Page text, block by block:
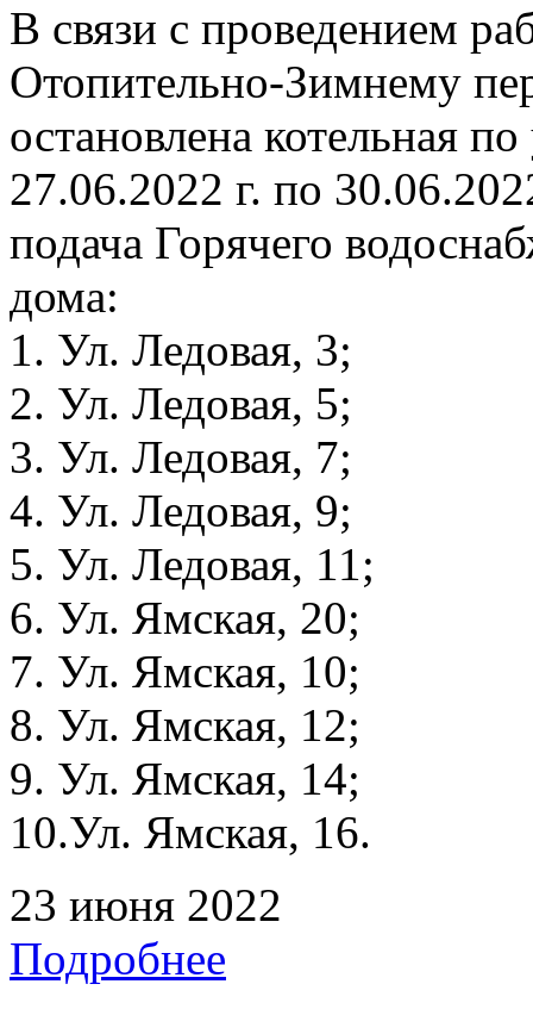
В связи с проведением
Отопительно-Зимнему
остановлена котельная
27.06.2022 г. по
подача Горячего
дома:
1. Ул. Ледовая, 3;
2. Ул. Ледовая, 5;
3. Ул. Ледовая, 7;
4. Ул. Ледовая, 9;
5. Ул. Ледовая, 11;
6. Ул. Ямская, 20;
7. Ул. Ямская, 10;
8. Ул. Ямская, 12;
9. Ул. Ямская, 14;
10.Ул. Ямская, 16.
23 июня 2022
Подробнее